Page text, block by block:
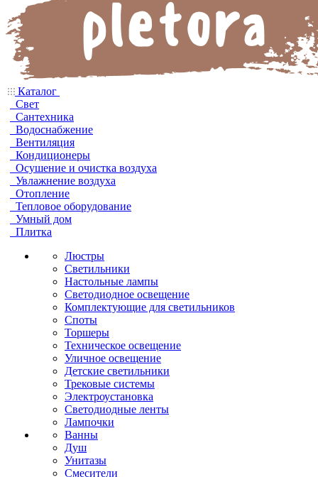
Каталог
Свет
Сантехника
Водоснабжение
Вентиляция
Кондиционеры
Осушение и очистка воздуха
Увлажнение воздуха
Отопление
Тепловое оборудование
Умный дом
Плитка
Люстры
Светильники
Настольные лампы
Светодиодное освещение
Комплектующие для светильников
Споты
Торшеры
Техническое освещение
Уличное освещение
Детские светильники
Трековые системы
Электроустановка
Светодиодные ленты
Лампочки
Ванны
Душ
Унитазы
Смесители